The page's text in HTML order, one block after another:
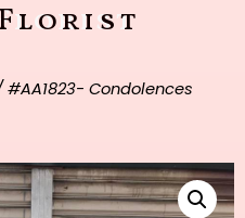
Florist
Condolences